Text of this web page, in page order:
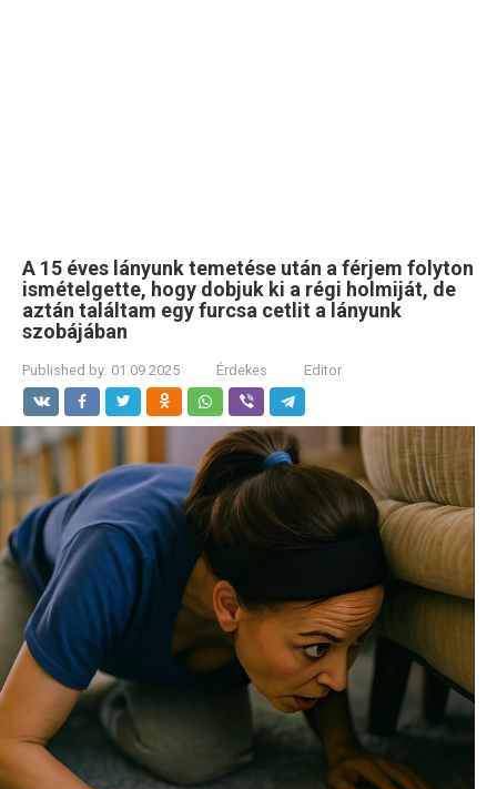
A 15 éves lányunk temetése után a férjem folyton
ismételgette, hogy dobjuk ki a régi holmiját, de
aztán találtam egy furcsa cetlit a lányunk
szobájában
Published by: 01.09.2025 Érdekes Editor